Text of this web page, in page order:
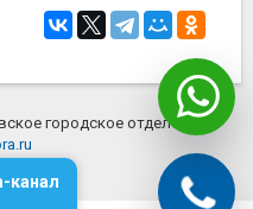
городское отделение
канал